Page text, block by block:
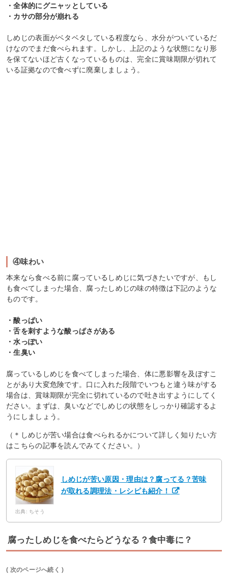
・全体的にグニャッとしている
・カサの部分が崩れる
しめじの表面がベタベタしている程度なら、水分がついているだ
けなのでまだ食べられます。しかし、上記のような状態になり形
を保てないほど古くなっているものは、完全に賞味期限が切れて
いる証拠なので食べずに廃棄しましょう。
④味わい
本来なら食べる前に腐っているしめじに気づきたいですが、もし
も食べてしまった場合、腐ったしめじの味の特徴は下記のような
ものです。
・酸っぱい
・舌を刺すような酸っぱさがある
・水っぽい
・生臭い
腐っているしめじを食べてしまった場合、体に悪影響を及ぼすこ
とがあり大変危険です。口に入れた段階でいつもと違う味がする
場合は、賞味期限が完全に切れているので吐き出すようにしてく
ださい。まずは、臭いなどでしめじの状態をしっかり確認するよ
うにしましょう。
（＊しめじが苦い場合は食べられるかについて詳しく知りたい方
はこちらの記事を読んでみてください。）
しめじが苦い原因・理由は？腐ってる？苦味
が取れる調理法・レシピも紹介！
出典: ちそう
腐ったしめじを食べたらどうなる？食中毒に？
( 次のページへ続く )